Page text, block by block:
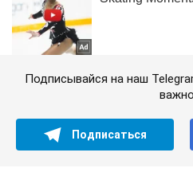
Подписывайся на наш
Подписаться